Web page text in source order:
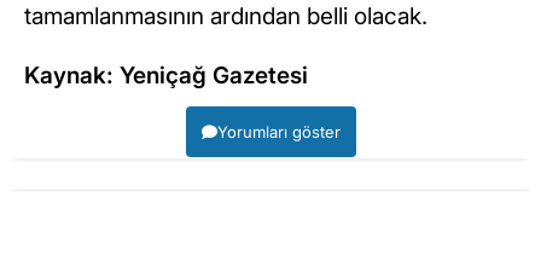
tamamlanmasının ardından belli olacak.
Kaynak: Yeniçağ Gazetesi
Yorumları göster